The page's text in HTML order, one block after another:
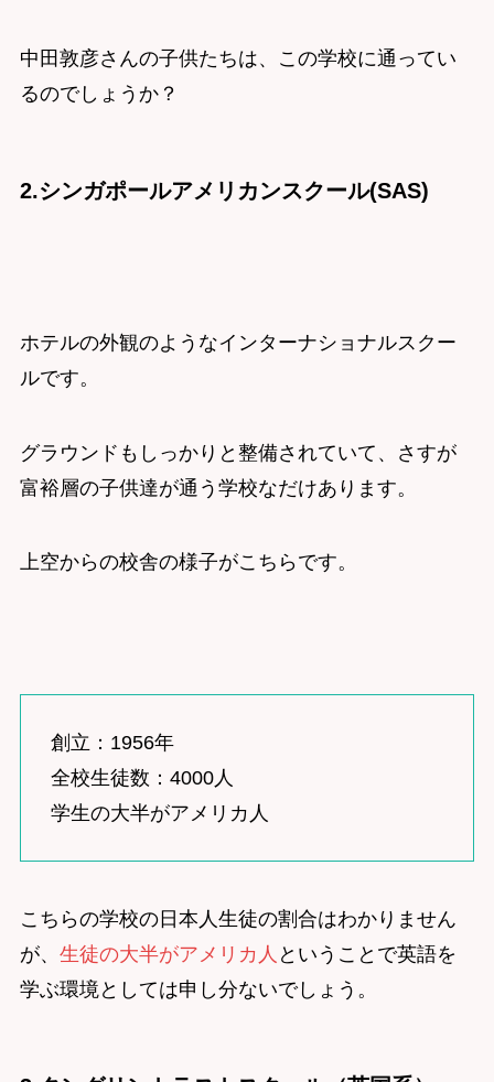
中田敦彦さんの子供たちは、この学校に通ってい
るのでしょうか？
2.シンガポールアメリカンスクール(SAS)
ホテルの外観のようなインターナショナルスクー
ルです。
グラウンドもしっかりと整備されていて、さすが
富裕層の子供達が通う学校なだけあります。
上空からの校舎の様子がこちらです。
創立：1956年
全校生徒数：4000人
学生の大半がアメリカ人
こちらの学校の日本人生徒の割合はわかりません
が、 生徒の大半がアメリカ人 ということで英語を
学ぶ環境としては申し分ないでしょう。